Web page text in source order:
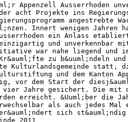
Appenzell Ausserrhoden
acht Projekte ins
angestrebte
Innert wenigen
ein Anlass
und unverkennbar
war nahe liegend und
zu b&uuml;ndeln
Kulturlandsgemeinde statt,
und dem Kanton
vor dem Start der
vier Jahre gesichert. Die mit
erreicht. &Uuml;ber die
als auch jedes
sich
2011